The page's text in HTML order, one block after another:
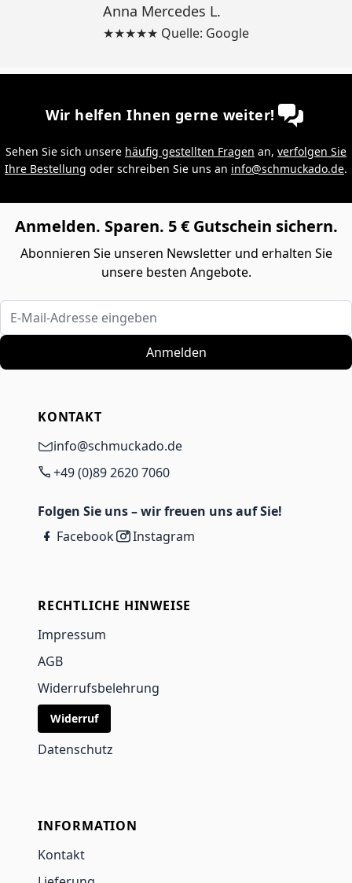
Anna Mercedes L.
★★★★★ Quelle: Google
Wir helfen Ihnen gerne weiter!
Sehen Sie sich unsere häufig gestellten Fragen an, verfolgen Sie
Ihre Bestellung oder schreiben Sie uns an info@schmuckado.de.
Anmelden. Sparen. 5 € Gutschein sichern.
Abonnieren Sie unseren Newsletter und erhalten Sie
unsere besten Angebote.
E-Mail-Adresse eingeben
Anmelden
KONTAKT
info@schmuckado.de
+49 (0)89 2620 7060
Folgen Sie uns – wir freuen uns auf Sie!
Facebook
Instagram
RECHTLICHE HINWEISE
Impressum
AGB
Widerrufsbelehrung
Widerruf
Datenschutz
INFORMATION
Kontakt